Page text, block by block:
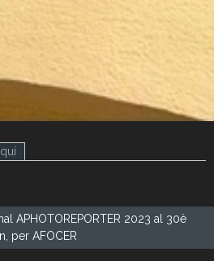
APHOTOREPORTER 2023 al 30è
per AFOCER